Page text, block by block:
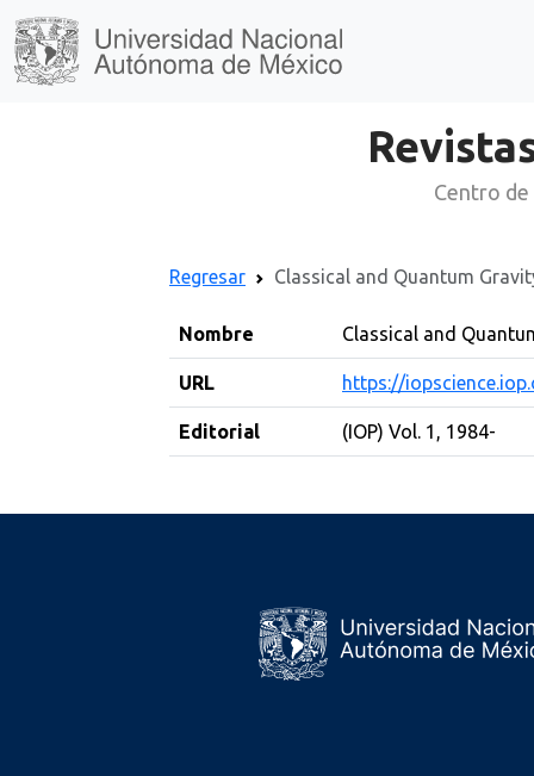
Centro de
Regresar Classical and Quantum
Nombre Classical and
URL https://
Editorial (IOP) Vol. 1, 1984-